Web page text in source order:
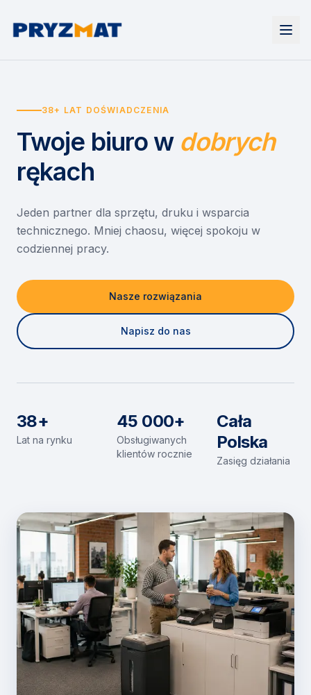
Urządzenia
Drukarki i urządzenia wielofunkcyjne
Etykiety i identyfikacja
Skanery i obieg dokumentów
Monitory interaktywne
Niszczarki dokumentów
Wynajem drukarek
Wynajem urządzeń biurowych
Asystent druku
EZD RP
Misja szkoła
Serwis
O nas
Kontakt
38+ LAT DOŚWIADCZENIA
Twoje biuro w dobrych
rękach
Jeden partner dla sprzętu, druku i wsparcia
technicznego. Mniej chaosu, więcej spokoju w
codziennej pracy.
Nasze rozwiązania
Napisz do nas
38+
Lat na rynku
45 000+
Obsługiwanych
klientów rocznie
Cała
Polska
Zasięg działania